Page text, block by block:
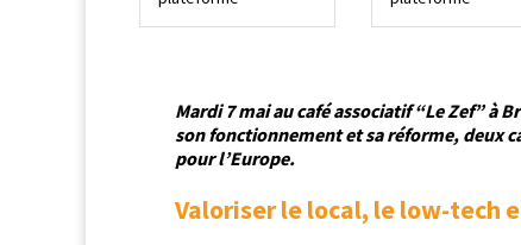
Mar­di 7 mai au café asso­ci­atif “Le Zef” à
son fonc­tion­nement et sa réforme, deux
pour l’Europe.
Valoriser le local, le low-tech